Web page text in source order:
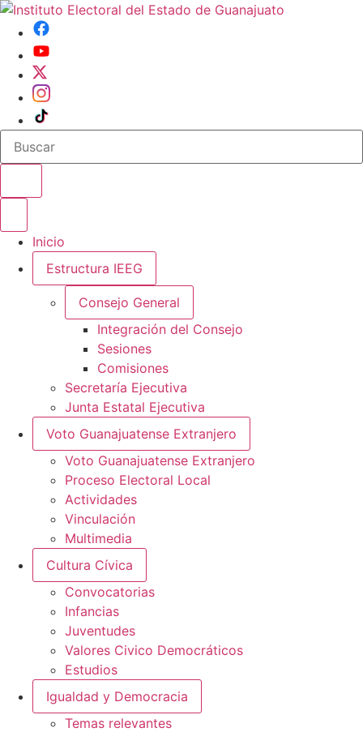
Buscar en el sitio
Inicio
Estructura IEEG
Consejo General
Integración del Consejo
Sesiones
Comisiones
Secretaría Ejecutiva
Junta Estatal Ejecutiva
Voto Guanajuatense Extranjero
Voto Guanajuatense Extranjero
Proceso Electoral Local
Actividades
Vinculación
Multimedia
Cultura Cívica
Convocatorias
Infancias
Juventudes
Valores Civico Democráticos
Estudios
Igualdad y Democracia
Temas relevantes